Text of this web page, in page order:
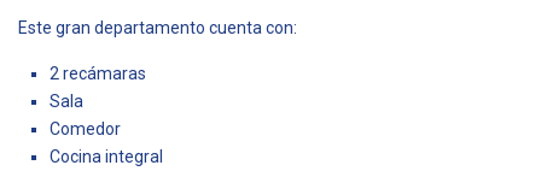
Este gran departamento cuenta con:
2 recámaras
Sala
Comedor
Cocina integral